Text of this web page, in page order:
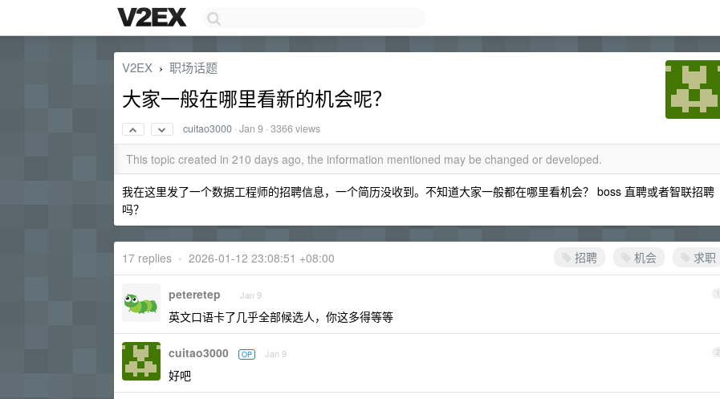
V2EX › 职场话题
大家一般在哪里看新的机会呢？
cuitao3000 ·Jan 9 · 3366 views
This topic created in 210 days ago, the information mentioned may be changed or developed.
我在这里发了一个数据工程师的招聘信息，一个简历没收到。不知道大家一般都在哪里看机会？ boss 直聘或者智联招聘
吗？
招聘 机会 求职
17 replies • 2026-01-12 23:08:51 +08:00
1
peteretep Jan 9
英文口语卡了几乎全部候选人，你这多得等等
2
cuitao3000 OP Jan 9
好吧